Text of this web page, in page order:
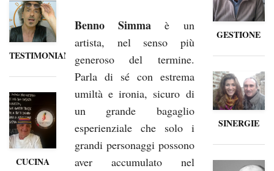
TESTIMONIANZE
CUCINA
Benno Simma è un
artista, nel senso più
generoso del termine.
Parla di sé con estrema
umiltà e ironia, sicuro di
un grande bagaglio
esperienziale che solo i
grandi personaggi possono
aver accumulato nel
GESTIONE
SINERGIE